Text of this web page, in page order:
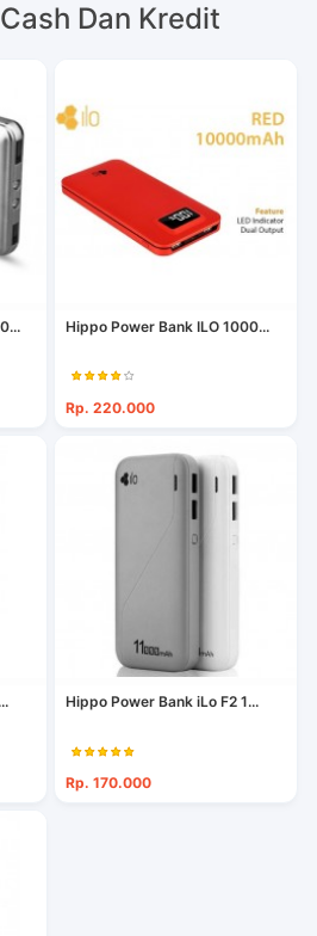
Dan Kredit
Hippo Power Bank ILO 1000...
Rp. 220.000
Hippo Power Bank iLo F2 1...
Rp. 170.000